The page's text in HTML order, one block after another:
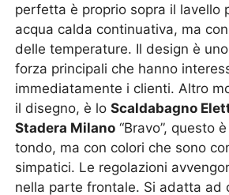
perfetta è proprio sopra il lavello
acqua calda continuativa, ma
delle temperature. Il design è
forza principali che hanno
immediatamente i clienti. Altro
il disegno, è loScaldabagno
Stadera Milano “Bravo”, questo
tondo, ma con colori che sono
simpatici. Le regolazioni
nella parte frontale. Si adatta ad